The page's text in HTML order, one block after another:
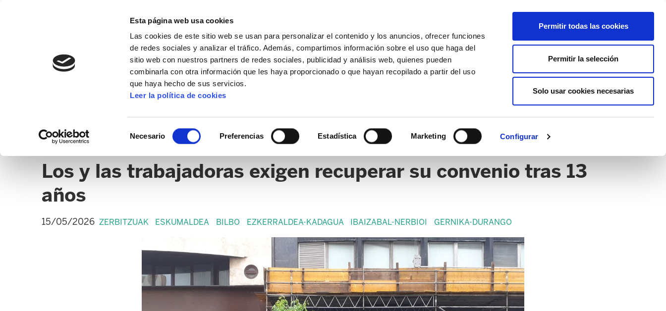
Esta página web usa cookies
Las cookies de este sitio web se usan para personalizar el contenido y los anuncios, ofrecer funciones
de redes sociales y analizar el tráfico. Además, compartimos información sobre el uso que haga del
sitio web con nuestros partners de redes sociales, publicidad y análisis web, quienes pueden
combinarla con otra información que les haya proporcionado o que hayan recopilado a partir del uso
que haya hecho de sus servicios.
Leer la política de cookies
Necesario Preferencias Estadística Marketing Configurar
Permitir todas las cookies
Permitir la selección
Solo usar cookies necesarias
AFÍLIATE
OFICINAS Y DESPACHOS BIZKAIA
Los y las trabajadoras exigen recuperar su convenio tras 13
años
15/05/2026 ZERBITZUAK ESKUMALDEA BILBO EZKERRALDEA-KADAGUA IBAIZABAL-NERBIOI GERNIKA-DURANGO